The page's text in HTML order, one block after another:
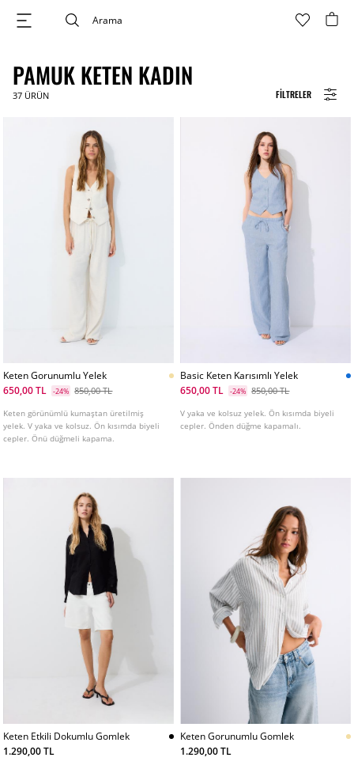
FILTRELER
PAMUK KETEN KADIN
37 ÜRÜN
Keten Gorunumlu Yelek
650,00 TL
-24% 850,00 TL
Keten görünümlü kumaştan üretilmiş
yelek. V yaka ve kolsuz. Ön kısımda biyeli
cepler. Önü düğmeli kapama.
Basic Keten Karısımlı Yelek
650,00 TL
-24% 850,00 TL
V yaka ve kolsuz yelek. Ön kısımda biyeli
cepler. Önden düğme kapamalı.
Keten Etkili Dokumlu Gomlek
1.290,00 TL
Keten Gorunumlu Gomlek
1.290,00 TL